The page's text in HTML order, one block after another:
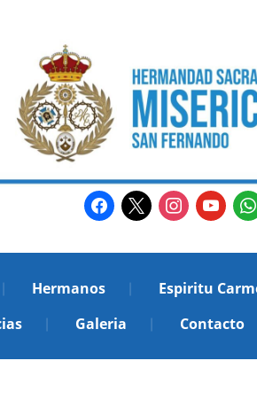
facebook
x instagram
youtube
Hermanos Espiritu
Galeria Contacto